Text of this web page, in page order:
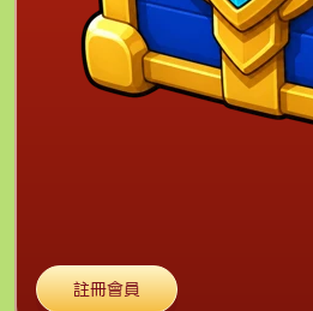
註冊會員